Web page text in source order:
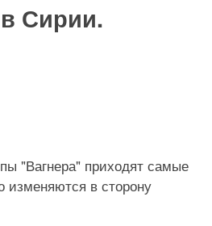
Сирии.
"Вагнера" приходят самые
изменяются в сторону